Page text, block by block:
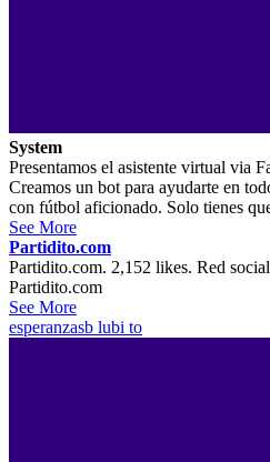
System
Presentamos el asistente virtual via
Creamos un bot para ayudarte en
con fútbol aficionado. Solo tienes
See More
Partidito.com
Partidito.com. 2,152 likes. Red
Partidito.com
See More
esperanzasb lubi to